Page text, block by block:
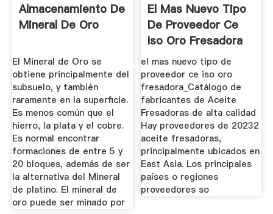
Almacenamiento De
Mineral De Oro
El Mineral de Oro se
obtiene principalmente del
subsuelo, y también
raramente en la superficie.
Es menos común que el
hierro, la plata y el cobre.
Es normal encontrar
formaciones de entre 5 y
20 bloques, además de ser
la alternativa del Mineral
de platino. El mineral de
oro puede ser minado por
El Mas Nuevo Tipo
De Proveedor Ce
Iso Oro Fresadora
...
el mas nuevo tipo de
proveedor ce iso oro
fresadora_Catálogo de
fabricantes de Aceite
Fresadoras de alta calidad
Hay proveedores de 20232
aceite fresadoras,
principalmente ubicados en
East Asia. Los principales
países o regiones
proveedores so